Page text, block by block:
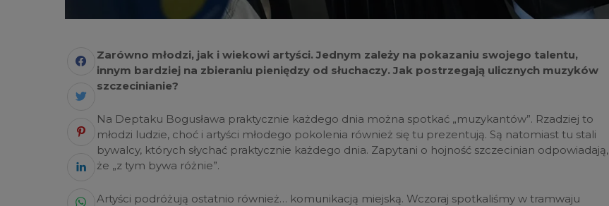
Zarówno młodzi, jak i wiekowi artyści. Jednym zależy na pokazaniu swojego talentu,
innym bardziej na zbieraniu pieniędzy od słuchaczy. Jak postrzegają ulicznych muzyków
szczecinianie?
Na Deptaku Bogusława praktycznie każdego dnia można spotkać „muzykantów”. Rzadziej to
młodzi ludzie, choć i artyści młodego pokolenia również się tu prezentują. Są natomiast tu stali
bywalcy, których słychać praktycznie każdego dnia. Zapytani o hojność szczecinian odpowiadają,
że „z tym bywa różnie”.
Artyści podróżują ostatnio również… komunikacją miejską. Wczoraj spotkaliśmy w tramwaju